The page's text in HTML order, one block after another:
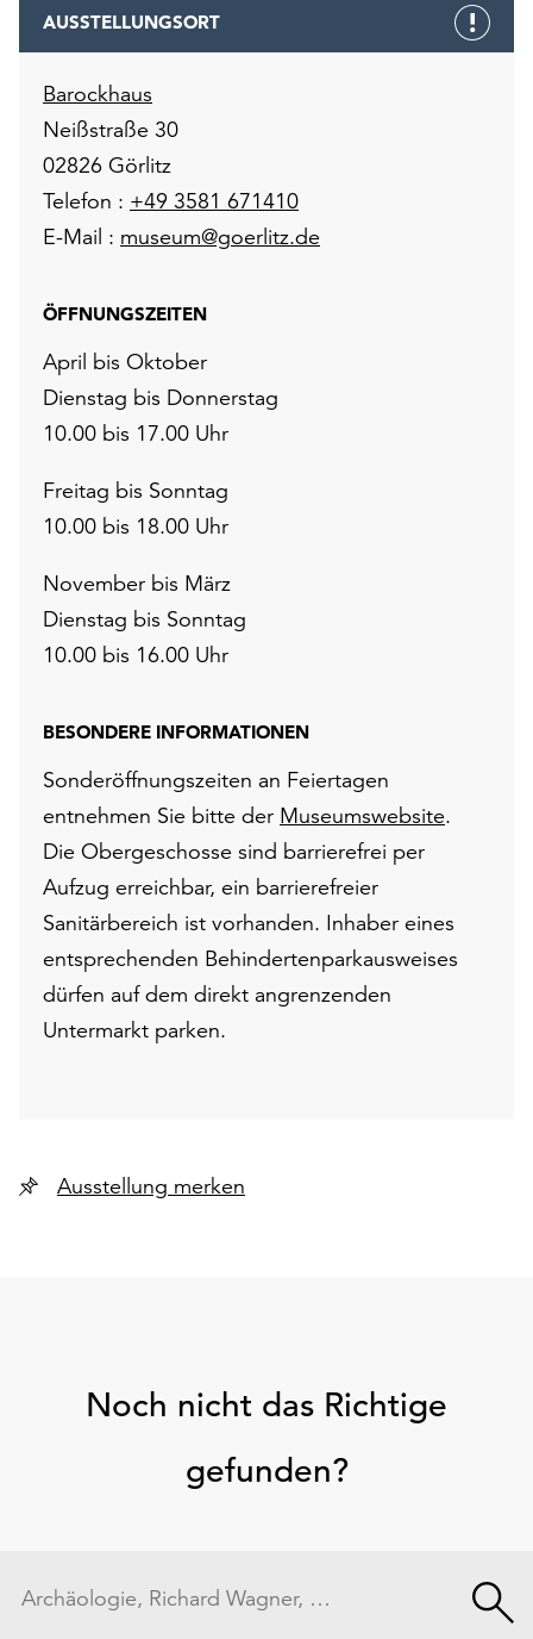
AUSSTELLUNGSORT
Barockhaus
Neißstraße 30
02826 Görlitz
Telefon : +49 3581 671410
E-Mail : museum@goerlitz.de
ÖFFNUNGSZEITEN
April bis Oktober
Dienstag bis Donnerstag
10.00 bis 17.00 Uhr
Freitag bis Sonntag
10.00 bis 18.00 Uhr
November bis März
Dienstag bis Sonntag
10.00 bis 16.00 Uhr
BESONDERE INFORMATIONEN
Sonderöffnungszeiten an Feiertagen
entnehmen Sie bitte der Museumswebsite.
Die Obergeschosse sind barrierefrei per
Aufzug erreichbar, ein barrierefreier
Sanitärbereich ist vorhanden. Inhaber eines
entsprechenden Behindertenparkausweises
dürfen auf dem direkt angrenzenden
Untermarkt parken.
Ausstellung merken
Noch nicht das Richtige
gefunden?